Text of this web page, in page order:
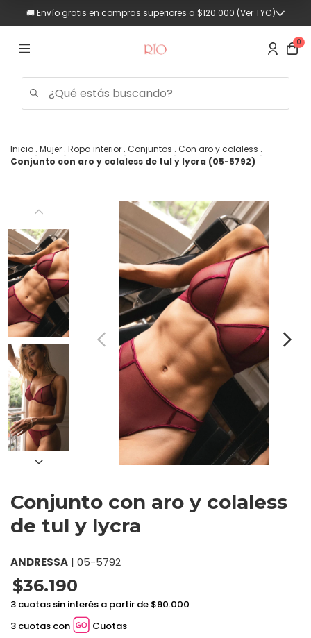
💳 Hasta 3 cuotas sin interés (Compras superiores a $90.000)
🚚 Envío gratis en compras superiores a $120.000 (Ver TYC)
Mujer
Hombre
0
Inicio . Mujer . Ropa interior . Conjuntos . Con aro y colaless .
Conjunto con aro y colaless de tul y lycra (05-5792)
Conjunto con aro y colaless
de tul y lycra
ANDRESSA | 05-5792
$36.190
3 cuotas sin interés a partir de $90.000
3 cuotas con
Cuotas